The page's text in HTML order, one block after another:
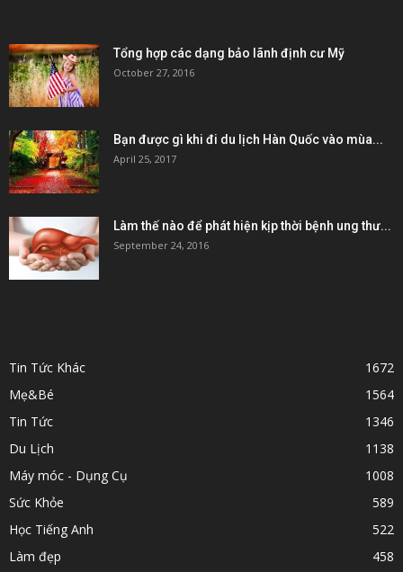
Tổng hợp các dạng bảo lãnh định cư Mỹ
October 27, 2016
Bạn được gì khi đi du lịch Hàn Quốc vào mùa...
April 25, 2017
Làm thế nào để phát hiện kịp thời bệnh ung thư...
September 24, 2016
Tin Tức Khác
1672
Mẹ&Bé
1564
Tin Tức
1346
Du Lịch
1138
Máy móc - Dụng Cụ
1008
Sức Khỏe
589
Học Tiếng Anh
522
Làm đẹp
458